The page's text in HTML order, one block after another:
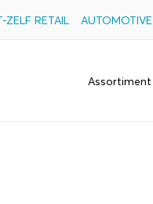
ZELF RETAIL AUTOMOTIVE
Assortiment